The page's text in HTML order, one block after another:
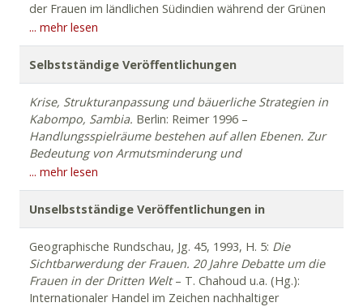
der Frauen im ländlichen Südindien während der Grünen
Revolution schrieb. Es folgte eine Stelle als
wissenschaftliche Mitarbeiterin und Lehrbeauftragte an
der Freien Universität Berlin (u.a.) und die Promotion
zum Thema Strukturanpassung und bäuerliche
Strategien in Sambia. Im Anschluss arbeitete sie in der
Deutschen Gesellschaft für internationale
Zusammenarbeit und ab 2002 war sie im
Bundesministerium für wirtschaftliche Zusammenarbeit
und Entwicklung als Referentin, stellvertretende
Referatsleiterin für die internationale Entwicklungspolitik
u.a. langjährige Auslandsaufenthalte in Ghana, Sambia
und Südafrika. Relevante Punkte waren dabei die
ländliche Entwicklung, Armut, Gender, Agrarökologie im
Globalen Süden und Norden und auch Monitoring und
Evaluierung. Neben mehreren Aufsätzen und
Monografien entstanden Prosatexte zu den
... mehr lesen
Selbstständige Veröffentlichungen
Krise, Strukturanpassung und bäuerliche Strategien in
Kabompo, Sambia. Berlin: Reimer 1996 –
Handlungsspielräume bestehen auf allen Ebenen. Zur
Bedeutung von Armutsminderung und
Gleichberechtigung in der Arbeit der GTZ.
südlich der Sahara. Eschborn: GTZ 2001 –Domestic
workers, labour regulations and the social fabric in
A spotlight, Presentation for African
Studies Association in Germany.
Hamburg 2002 –
sind alle anders, so wie ihr! Geschichten aus Afrika und
anderswo.Berlin: Frieling 2010 –Mitteleinkommensland
Ghana. Realitäten hinter der Statistik.Hamburg 2014 –
... mehr lesen
Unselbstständige Veröffentlichungen in
Geographische Rundschau, Jg. 45, 1993, H. 5: Die
Sichtbarwerdung der Frauen. 20 Jahre Debatte um die
Frauen in der Dritten Welt– T. Chahoud u.a. (Hg.):
Internationaler Handel im Zeichen nachhaltiger